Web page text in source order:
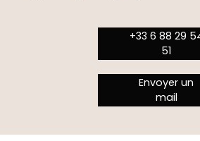
+33 6 88 29
51
Envoyer un
mail